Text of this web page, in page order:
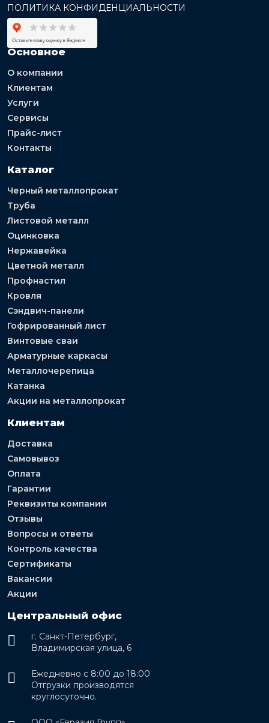
ПОЛИТИКА КОНФИДЕНЦИАЛЬНОСТИ
Основное
О компании
Клиентам
Услуги
Сервисы
Прайс-лист
Контакты
Каталог
Черный металлопрокат
Труба
Листовой металл
Оцинковка
Нержавейка
Цветной металл
Профнастил
Кровля
Сэндвич-панели
Гофрированный лист
Винтовые сваи
Арматурные каркасы
Металлочерепица
Катанка
Акции на металлопрокат
Клиентам
Доставка
Самовывоз
Оплата
Гарантии
Реквизиты компании
Отзывы
Вопросы и ответы
Контроль качества
Сертификаты
Вакансии
Акции
Центральный офис
г. Санкт-Петербург,
Владимирская улица, 6
Ежедневно с 8:00 до 18:00
Отгрузки производятся
круглосуточно.